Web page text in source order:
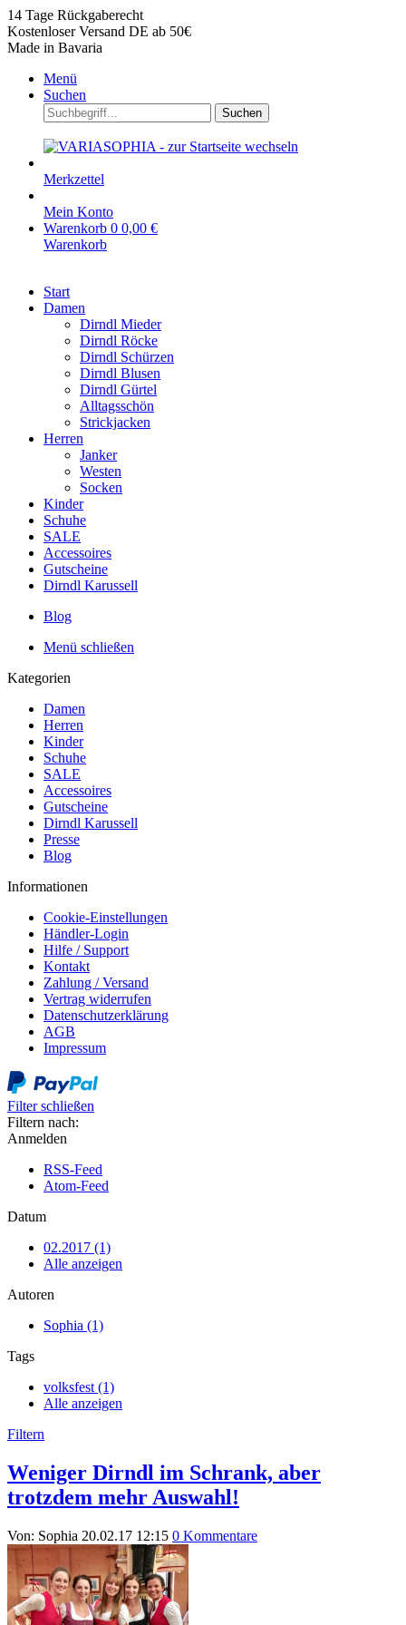
14 Tage Rückgaberecht
Kostenloser Versand DE ab 50€
Made in Bavaria
Menü
Suchen
Suchen
Merkzettel
Mein Konto
Warenkorb 0 0,00 €
Warenkorb
Start
Damen
Dirndl Mieder
Dirndl Röcke
Dirndl Schürzen
Dirndl Blusen
Dirndl Gürtel
Alltagsschön
Strickjacken
Herren
Janker
Westen
Socken
Kinder
Schuhe
SALE
Accessoires
Gutscheine
Dirndl Karussell
Blog
Menü schließen
Kategorien
Damen
Herren
Kinder
Schuhe
SALE
Accessoires
Gutscheine
Dirndl Karussell
Presse
Blog
Informationen
Cookie-Einstellungen
Händler-Login
Hilfe / Support
Kontakt
Zahlung / Versand
Vertrag widerrufen
Datenschutzerklärung
AGB
Impressum
Filter schließen
Filtern nach:
Anmelden
RSS-Feed
Atom-Feed
Datum
02.2017 (1)
Alle anzeigen
Autoren
Sophia (1)
Tags
volksfest (1)
Alle anzeigen
Filtern
Weniger Dirndl im Schrank, aber
trotzdem mehr Auswahl!
Von: Sophia 20.02.17 12:15 0 Kommentare